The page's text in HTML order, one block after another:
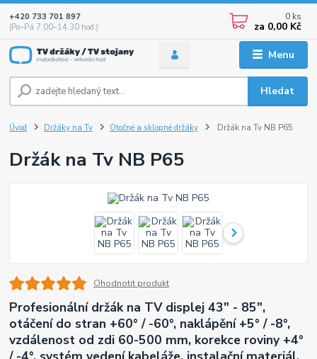
Menu
Hledat
+420 733 701 897
(Po–Pá 7:00–14:30 hod.)
0 ks
za 0,00 Kč
Úvod Držáky na Tv Otočné a sklopné držáky Držák na Tv NB P65
Držák na Tv NB P65
Ohodnotit produkt
Profesionální držák na TV displej 43" - 85",
otáčení do stran +60° / -60°, naklápění +5° / -8°,
vzdálenost od zdi 60-500 mm, korekce roviny +4°